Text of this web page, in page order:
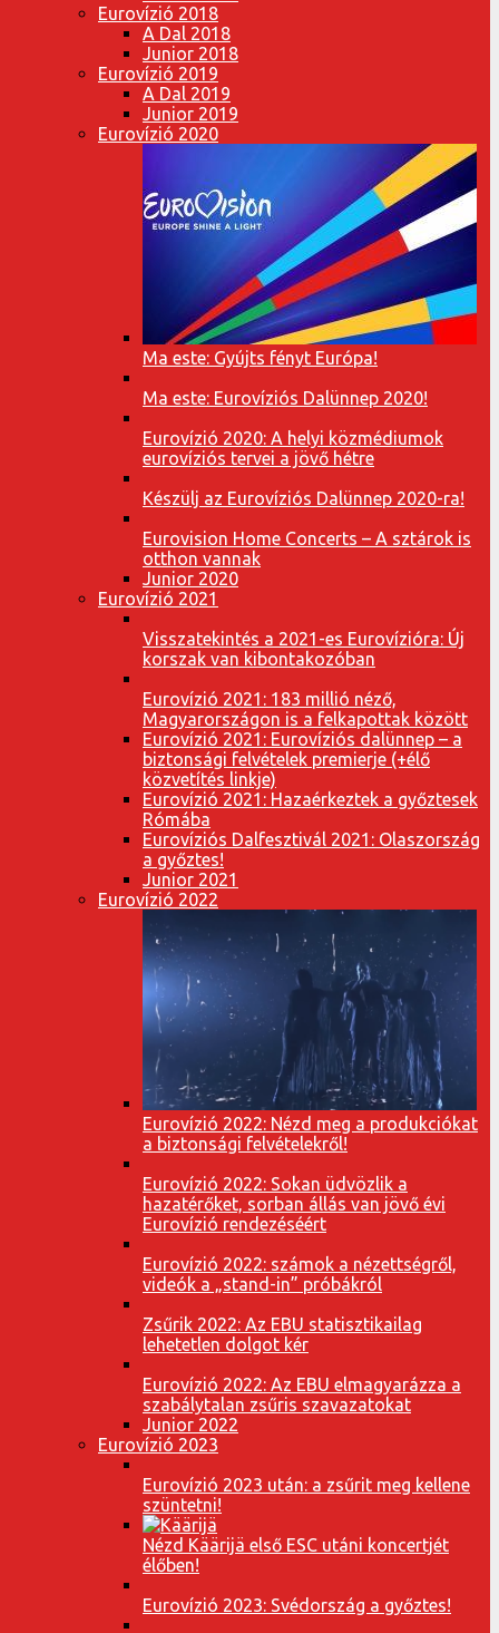
Eurovízió 2018
A Dal 2018
Junior 2018
Eurovízió 2019
A Dal 2019
Junior 2019
Eurovízió 2020
Ma este: Gyújts fényt Európa!
Ma este: Eurovíziós Dalünnep 2020!
Eurovízió 2020: A helyi közmédiumok
eurovíziós tervei a jövő hétre
Készülj az Eurovíziós Dalünnep 2020-ra!
Eurovision Home Concerts – A sztárok is
otthon vannak
Junior 2020
Eurovízió 2021
Visszatekintés a 2021-es Eurovízióra: Új
korszak van kibontakozóban
Eurovízió 2021: 183 millió néző,
Magyarországon is a felkapottak között
Eurovízió 2021: Eurovíziós dalünnep – a
biztonsági felvételek premierje (+élő
közvetítés linkje)
Eurovízió 2021: Hazaérkeztek a győztesek
Rómába
Eurovíziós Dalfesztivál 2021: Olaszország
a győztes!
Junior 2021
Eurovízió 2022
Eurovízió 2022: Nézd meg a produkciókat
a biztonsági felvételekről!
Eurovízió 2022: Sokan üdvözlik a
hazatérőket, sorban állás van jövő évi
Eurovízió rendezéséért
Eurovízió 2022: számok a nézettségről,
videók a „stand-in” próbákról
Zsűrik 2022: Az EBU statisztikailag
lehetetlen dolgot kér
Eurovízió 2022: Az EBU elmagyarázza a
szabálytalan zsűris szavazatokat
Junior 2022
Eurovízió 2023
Eurovízió 2023 után: a zsűrit meg kellene
szüntetni!
Nézd Käärijä első ESC utáni koncertjét
élőben!
Eurovízió 2023: Svédország a győztes!